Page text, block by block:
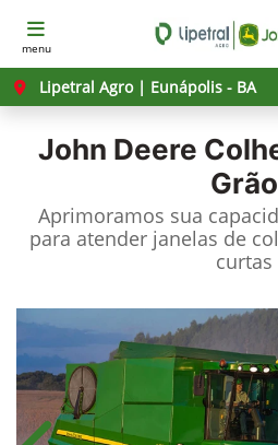
menu
Lipetral Agro | Eunápolis - BA
John Deere
Grão
Aprimoramos sua
para atender janelas de
curtas